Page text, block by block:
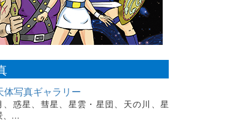
体写真ギャラリー
、惑星、彗星、星雲・星団、天の川、星
、…